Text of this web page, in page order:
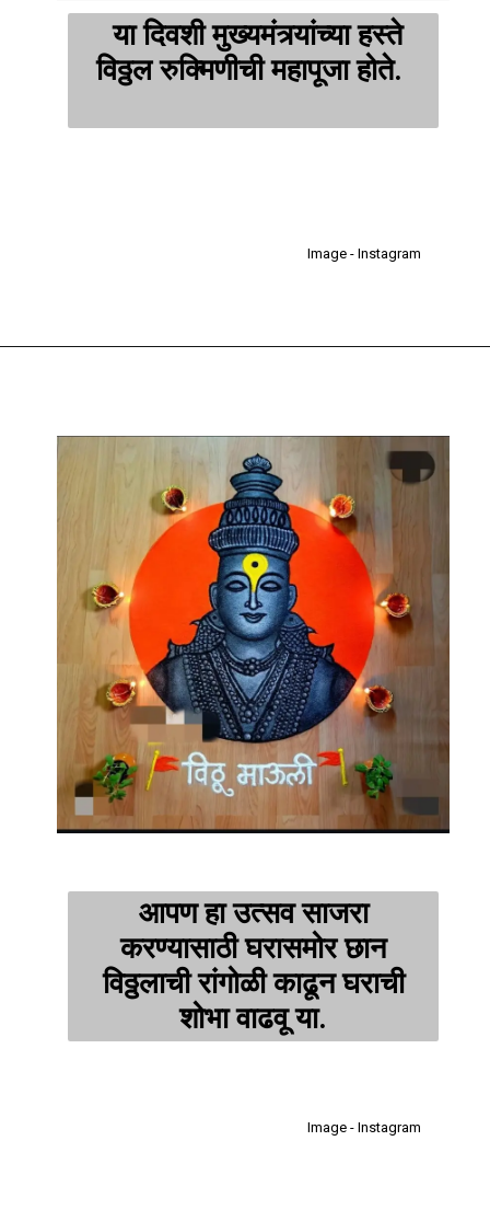
या दिवशी मुख्यमंत्र्यांच्या हस्ते
विठ्ठल रुक्मिणीची महापूजा होते.
Image - Instagram
आपण हा उत्सव साजरा
करण्यासाठी घरासमोर छान
विठ्ठलाची रांगोळी काढून घराची
शोभा वाढवू या.
Image - Instagram